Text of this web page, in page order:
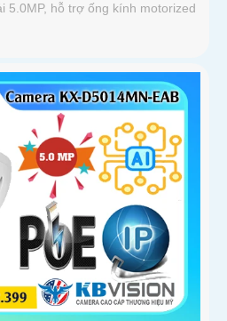
5.0MP, hỗ trợ ống kính motorized